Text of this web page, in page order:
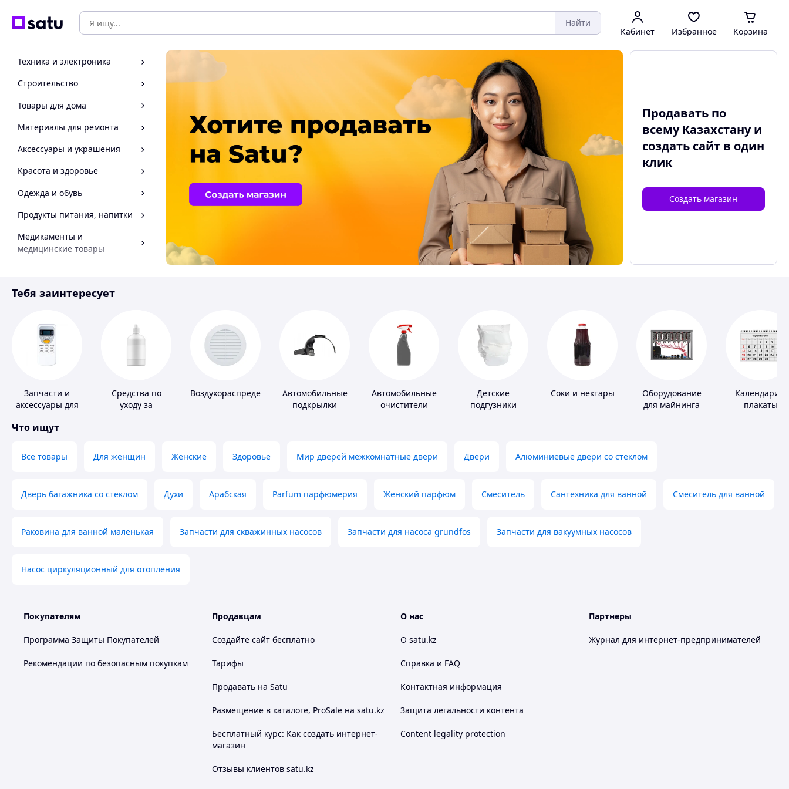
Найти
Кабинет Избранное Корзина
Техника и электроника
Строительство
Товары для дома
Материалы для ремонта
Аксессуары и украшения
Красота и здоровье
Одежда и обувь
Продукты питания, напитки
Медикаменты и
медицинские товары
Инструмент
Продавать по
всему Казахстану и
создать сайтв один
клик
Создать магазин
Тебя заинтересует
Запчасти и
аксессуары для
кондиционеров
Средства по
уходу за
ВоздухораспределителиАвтомобильные
подкрылки
Автомобильные
очистители
Детские
подгузники
Соки и нектары
Оборудование
для майнинга
Календари и
плакаты
Что ищут
Все товары Для женщин Женские Здоровье Мир дверей межкомнатные двери Двери Алюминиевые двери со стеклом
Дверь багажника со стеклом Духи Арабская Parfum парфюмерия Женский парфюм Смеситель Сантехника для ванной Смеситель для ванной
Раковина для ванной маленькая Запчасти для скважинных насосов Запчасти для насоса grundfos Запчасти для вакуумных насосов
Насос циркуляционный для отопления
Покупателям
Программа Защиты Покупателей
Рекомендации по безопасным покупкам
Продавцам
Создайте сайт бесплатно
Тарифы
Продавать на Satu
Размещение в каталоге, ProSale на satu.kz
Бесплатный курс: Как создать интернет-
магазин
Отзывы клиентов satu.kz
О нас
О satu.kz
Справка и FAQ
Контактная информация
Защита легальности контента
Content legality protection
Партнеры
Журнал для интернет-предпринимателей